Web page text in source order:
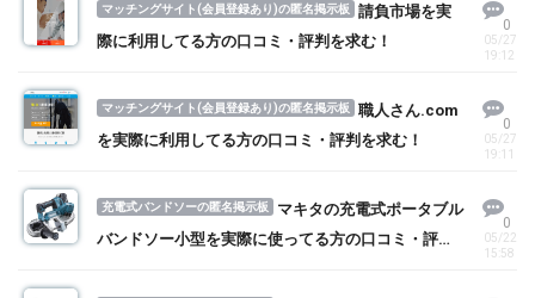
マッチングサイト(会員登録あり)の匿名掲示板
請負市場を実
際に利用してる方の口コミ・評判を求む！
0
05/27
19:12
マッチングサイト(会員登録あり)の匿名掲示板
職人さん.com
を実際に利用してる方の口コミ・評判を求む！
0
05/27
19:11
充電式バンドソーの匿名掲示板
マキタの充電式ポータブル
バンドソー小型を実際に使ってる方の口コミ・評判
0
05/22
15:58